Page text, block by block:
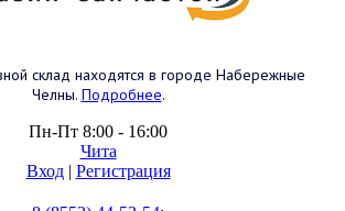
склад находятся в городе Набережные
Челны. Подробнее.
Пн-Пт 8:00 - 16:00
Чита
Вход| Регистрация